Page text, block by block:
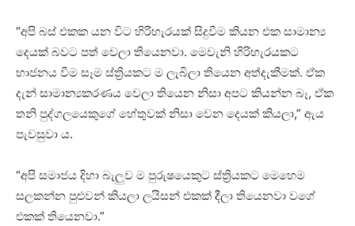
“අපි බස් එකක යන විට හිරිහැරයක් සිදුවීම කියන එක සාමාන්‍ය
දෙයක් බවට පත් වෙලා තියෙනවා. මෙවැනි හිරිහැරයකට
භාජනය වීම සෑම ස්ත්‍රියකට ම ලැබිලා තියෙන අත්දැකීමක්. ඒක
දැන් සාමාන්‍යකරණය වෙලා තියෙන නිසා අපට කියන්න බෑ, ඒක
තනි පුද්ගලයෙකුගේ හේතුවක් නිසා වෙන දෙයක් කියලා,” ඇය
පැවසුවා ය.
“අපි සමාජය දිහා බැලුව ම පුරුෂයෙකුට ස්ත්‍රියකට මෙහෙම
සලකන්න පුළුවන් කියලා ලයිසන් එකක් දීලා තියෙනවා වගේ
එකක් තියෙනවා.”